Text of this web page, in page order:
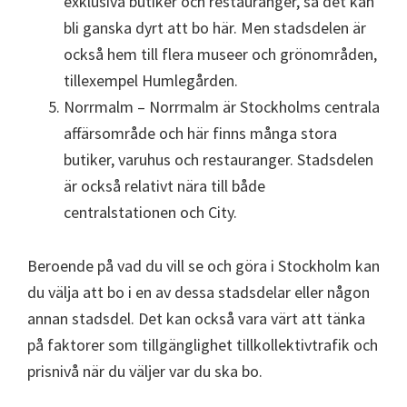
bli ganska dyrt att bo här. Men stadsdelen är
också hem till flera museer och grönområden,
tillexempel Humlegården.
Norrmalm – Norrmalm är Stockholms centrala
affärsområde och här finns många stora
butiker, varuhus och restauranger. Stadsdelen
är också relativt nära till både
centralstationen och City.
Beroende på vad du vill se och göra i Stockholm kan
du välja att bo i en av dessa stadsdelar eller någon
annan stadsdel. Det kan också vara värt att tänka
på faktorer som tillgänglighet tillkollektivtrafik och
prisnivå när du väljer var du ska bo.